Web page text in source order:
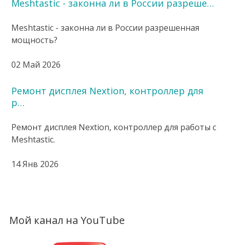
Meshtastic - законна ли в России разреше…
Meshtastic - законна ли в России разрешенная
мощность?
02 Май 2026
Ремонт дисплея Nextion, контроллер для
р…
Ремонт дисплея Nextion, контроллер для работы с
Meshtastic.
14 Янв 2026
Мой канал на YouTube